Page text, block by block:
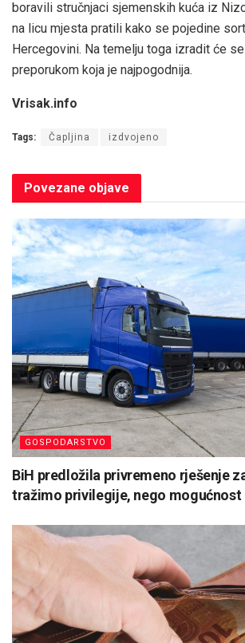
boravili stručnjaci sjemenskih kuća iz
na licu mjesta pratili kako se pojedine
Hercegovini. Na temelju toga izradit će
preporukom koja je najpogodnija.
Vrisak.info
Tags: Čapljina izdvojeno
Povezane objave
GOSPODARSTVO
BiH predložila privremeno rješenje
tražimo privilegije, nego mogućnost